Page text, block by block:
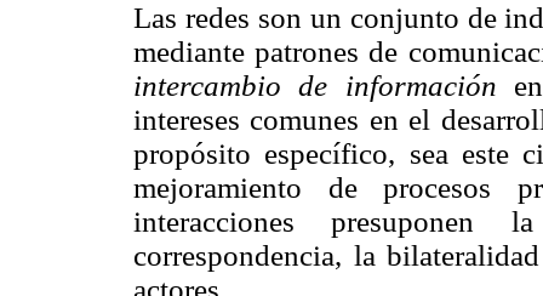
Las redes son un conjunto de
mediante patrones de
intercambio de información
intereses comunes en el
propósito específico, sea este
mejoramiento de procesos
interacciones presuponen
correspondencia, la